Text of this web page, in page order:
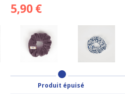
5,90 €
Produit épuisé